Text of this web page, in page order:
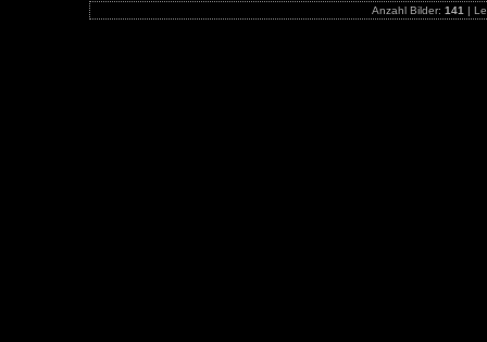
Anzahl Bilder: 141 |